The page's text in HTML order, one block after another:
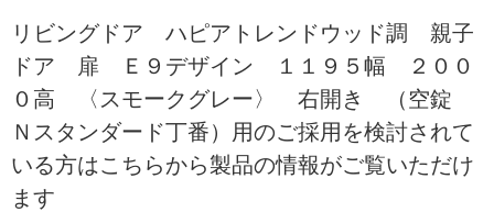
リビングドア ハピアトレンドウッド調 親子
ドア 扉 Ｅ９デザイン １１９５幅 ２００
０高 〈スモークグレー〉 右開き （空錠
Ｎスタンダード丁番）用のご採用を検討されて
いる方はこちらから製品の情報がご覧いただけ
ます